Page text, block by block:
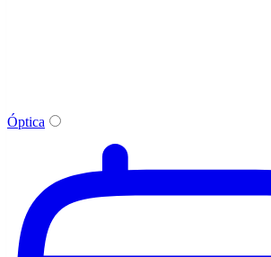
Óptica